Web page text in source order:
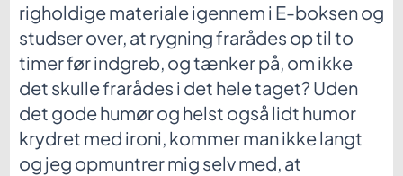
righoldige materiale igennem i E-boksen og
studser over, at rygning frarådes op til to
timer før indgreb, og tænker på, om ikke
det skulle frarådes i det hele taget? Uden
det gode humør og helst også lidt humor
krydret med ironi, kommer man ikke langt
og jeg opmuntrer mig selv med, at